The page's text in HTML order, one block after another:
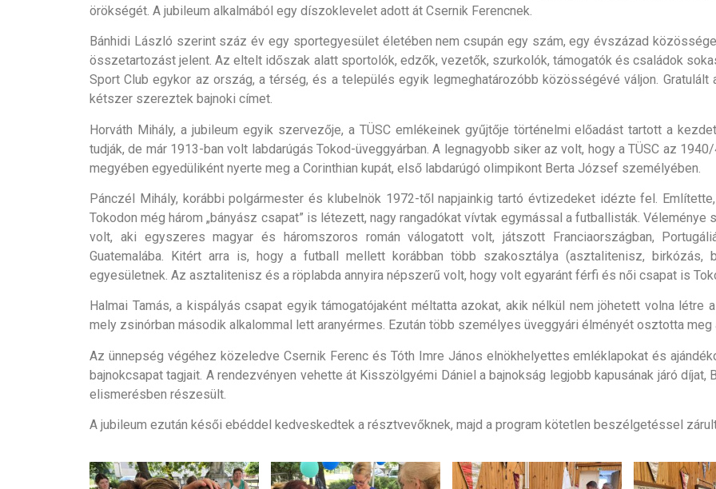
örökségét. A jubileum alkalmából egy díszoklevelet adott át Csernik Ferencnek.
Bánhidi László szerint száz év egy sportegyesület életében nem csupán egy szám, egy évszázad
összetartozást jelent. Az eltelt időszak alatt sportolók, edzők, vezetők, szurkolók, támogatók és családok
Sport Club egykor az ország, a térség, és a település egyik legmeghatározóbb közösségévé váljon. Gratulált
kétszer szereztek bajnoki címet.
Horváth Mihály, a jubileum egyik szervezője, a TÜSC emlékeinek gyűjtője történelmi előadást tartott a
tudják, de már 1913-ban volt labdarúgás Tokod-üveggyárban. A legnagyobb siker az volt, hogy a TÜSC az
megyében egyedüliként nyerte meg a Corinthian kupát, első labdarúgó olimpikont Berta József személyében.
Pánczél Mihály, korábbi polgármester és klubelnök 1972-től napjainkig tartó évtizedeket idézte fel.
Tokodon még három „bányász csapat” is létezett, nagy rangadókat vívtak egymással a futballisták.
volt, aki egyszeres magyar és háromszoros román válogatott volt, játszott Franciaországban,
Guatemalába. Kitért arra is, hogy a futball mellett korábban több szakosztálya (asztalitenisz,
egyesületnek. Az asztalitenisz és a röplabda annyira népszerű volt, hogy volt egyaránt férfi és női csapat is
Halmai Tamás, a kispályás csapat egyik támogatójaként méltatta azokat, akik nélkül nem jöhetett volna létre
mely zsinórban második alkalommal lett aranyérmes. Ezután több személyes üveggyári élményét osztotta meg
Az ünnepség végéhez közeledve Csernik Ferenc és Tóth Imre János elnökhelyettes emléklapokat és
bajnokcsapat tagjait. A rendezvényen vehette át Kisszölgyémi Dániel a bajnokság legjobb kapusának járó díjat,
elismerésben részesült.
A jubileum ezután késői ebéddel kedveskedtek a résztvevőknek, majd a program kötetlen beszélgetéssel